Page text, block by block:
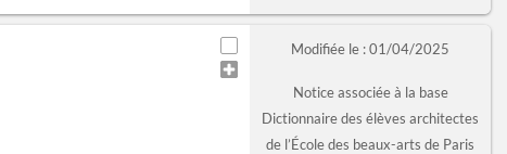
Modifiée le : 01/04/2025
Notice associée à la base
Dictionnaire des élèves architectes
de l’École des beaux-arts de Paris